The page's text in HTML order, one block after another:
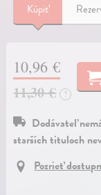
Kúpiť
10,96 €
11,30 €
?
Dodávateľ
starších tituloch
Pozrieť